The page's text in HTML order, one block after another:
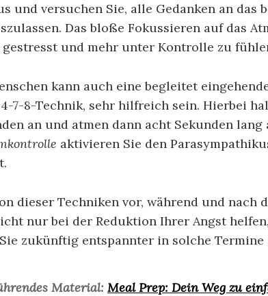
und versuchen Sie, alle Gedanken an das
Das bloße Fokussieren auf das
und mehr unter Kontrolle zu
kann auch eine begleitet
7-8-Technik, sehr hilfreich sein. Hierbei
an und atmen dann acht Sekunden lang
aktivieren Sie den
dieser Techniken vor, während und nach
nur bei der Reduktion Ihrer Angst
zukünftig entspannter in solche Termine
Material: Meal Prep: Dein Weg zu